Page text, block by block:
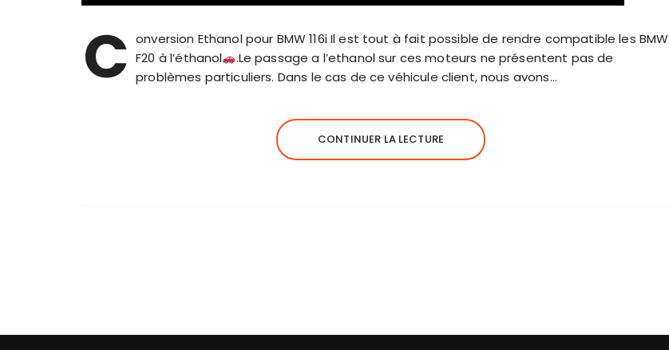
C onversion Ethanol pour BMW 116i Il est tout à fait possible de rendre compatible les BMW
F20 à l’éthanol
.Le passage a l’ethanol sur ces moteurs ne présentent pas de
problèmes particuliers. Dans le cas de ce véhicule client, nous avons…
CONTINUER LA LECTURE